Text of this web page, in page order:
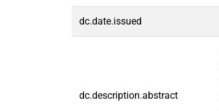
dc.date.issued
dc.description.abstract